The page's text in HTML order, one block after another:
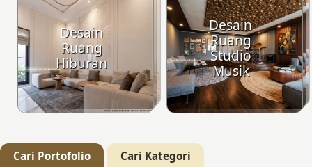
Desain
Ruang
Hiburan
Desain
Ruang
Studio
Musik
Cari Portofolio Cari Kategori